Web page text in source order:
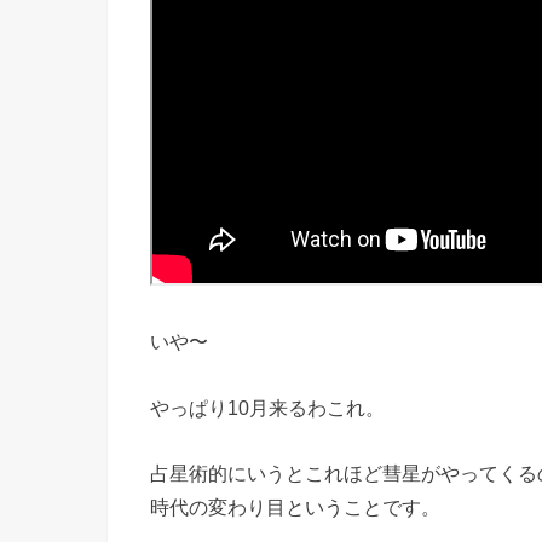
いや〜
やっぱり10月来るわこれ。
占星術的にいうとこれほど彗星がやってくる
時代の変わり目ということです。